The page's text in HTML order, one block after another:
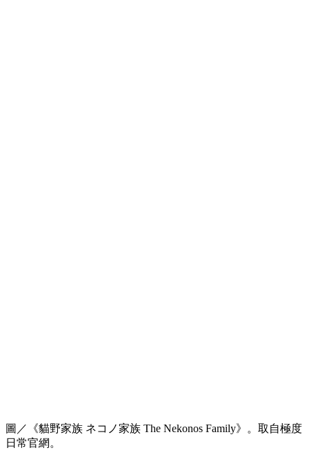
圖／《貓野家族 ネコノ家族 The Nekonos Family》。取自極度
日常官網。